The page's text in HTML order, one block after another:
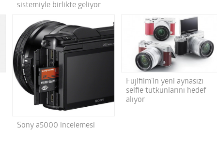
sistemiyle birlikte geliyor
Sony a5000 incelemesi
Fujifilm’in yeni aynasızı
selfie tutkunlarını hedef
alıyor